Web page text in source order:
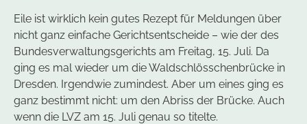
Eile ist wirklich kein gutes Rezept für Meldungen über
nicht ganz einfache Gerichtsentscheide – wie der des
Bundesverwaltungsgerichts am Freitag, 15. Juli. Da
ging es mal wieder um die Waldschlösschenbrücke in
Dresden. Irgendwie zumindest. Aber um eines ging es
ganz bestimmt nicht: um den Abriss der Brücke. Auch
wenn die LVZ am 15. Juli genau so titelte.